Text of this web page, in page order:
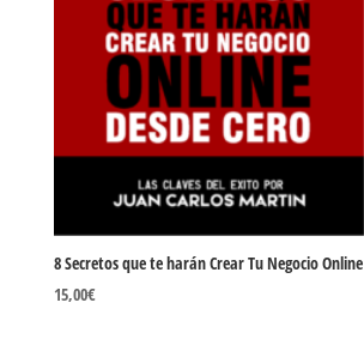
8 Secretos que te harán Crear Tu Negocio Online
15,00€